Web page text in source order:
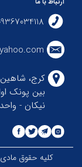
- 09195045363
کرج، شاهین
بین پونک
نیکان - واحد ۵۲
کلیه حقوق